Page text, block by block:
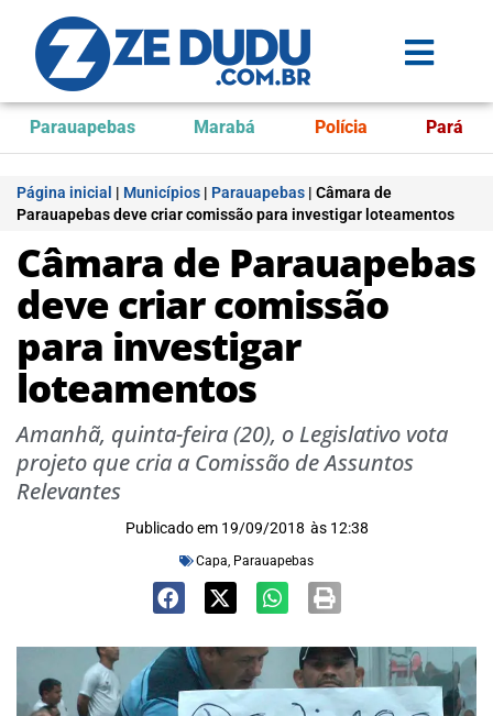
Parauapebas Marabá Polícia Pará
Página inicial | Municípios | Parauapebas | Câmara de
Parauapebas deve criar comissão para investigar loteamentos
Câmara de Parauapebas
deve criar comissão
para investigar
loteamentos
Amanhã, quinta-feira (20), o Legislativo vota
projeto que cria a Comissão de Assuntos
Relevantes
Publicado em 19/09/2018 às 12:38
Capa, Parauapebas